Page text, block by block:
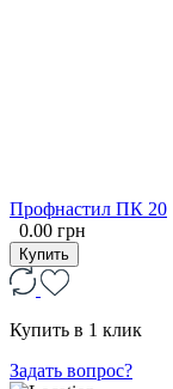
Профнастил ПК 20
0.00 грн
Купить
Купить в 1 клик
Задать вопрос?